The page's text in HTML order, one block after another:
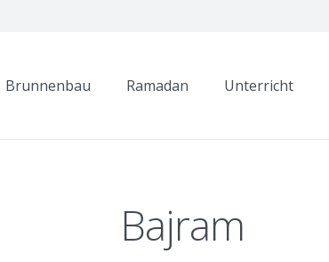
Brunnenbau Ramadan Unterricht
Bajram